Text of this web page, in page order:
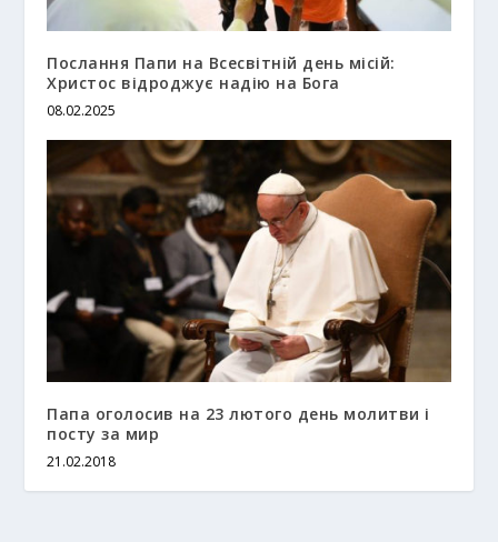
Послання Папи на Всесвітній день місій:
Христос відроджує надію на Бога
08.02.2025
Папа оголосив на 23 лютого день молитви і
посту за мир
21.02.2018